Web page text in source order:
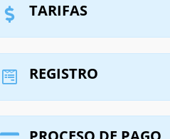
TARIFAS
REGISTRO